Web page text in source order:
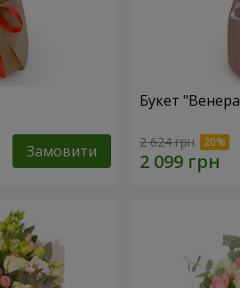
Замовити
Букет
2 624 грн